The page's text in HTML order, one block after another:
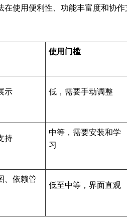
在使用便利性、功能丰富度和协
使用门槛
示 低，需要手动调整
持
中等，需要安装和学
习
、依赖管
低至中等，界面直观